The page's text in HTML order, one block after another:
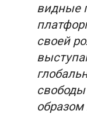
видные
своей